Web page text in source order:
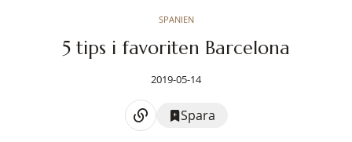
SPANIEN
5 tips i favoriten Barcelona
2019-05-14
Spara